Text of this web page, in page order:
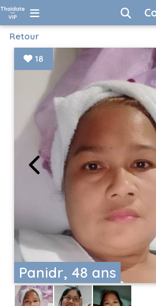
Retour
Panidr, 48 ans
18